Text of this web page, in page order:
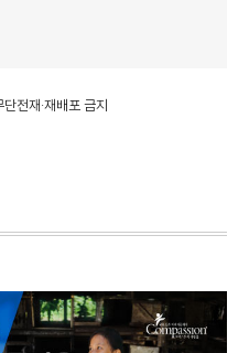
전재·재배포 금지